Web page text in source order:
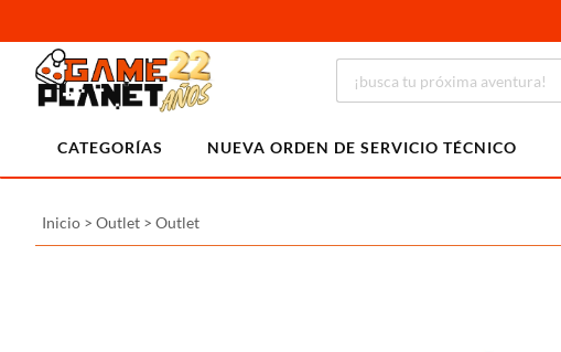
CATEGORÍAS NUEVA ORDEN DE SERVICIO TÉCNICO
Inicio > Outlet > Outlet